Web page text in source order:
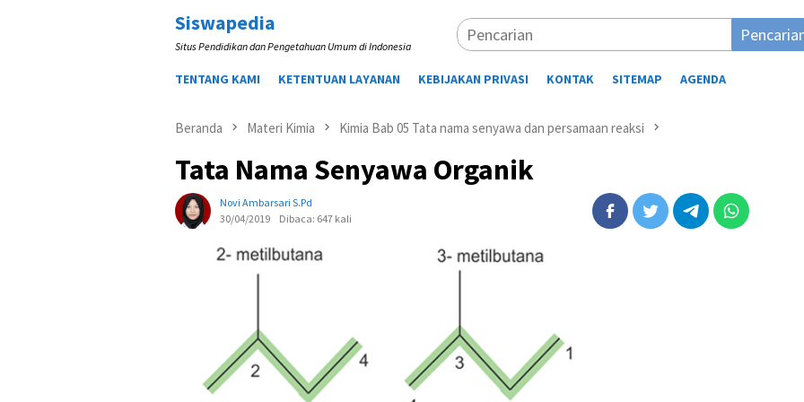
Loncat
Siswapedia
Situs Pendidikan dan Pengetahuan Umum di Indonesia
TENTANG KAMI KETENTUAN LAYANAN KEBIJAKAN PRIVASI KONTAK SITEMAP AGENDA
Beranda Materi Kimia Kimia Bab 05 Tata nama senyawa dan persamaan reaksi
Tata Nama Senyawa Organik
Novi Ambarsari S.pd
30/04/2019
Dibaca: 647 kali